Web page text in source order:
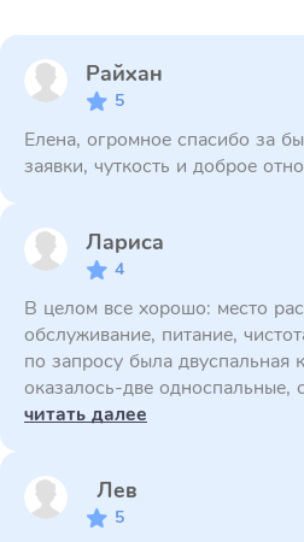
Райхан
5
Елена, огромное спасибо за
заявки, чуткость и доброе
Лариса
4
В целом все хорошо: место
обслуживание, питание,
по запросу была двуспальная
оказалось-две односпальные,
читать далее
Лев
5